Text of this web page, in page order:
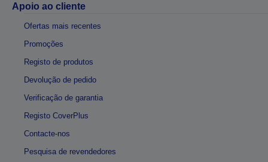
Apoio ao cliente
Ofertas mais recentes
Promoções
Registo de produtos
Devolução de pedido
Verificação de garantia
Registo CoverPlus
Contacte-nos
Pesquisa de revendedores